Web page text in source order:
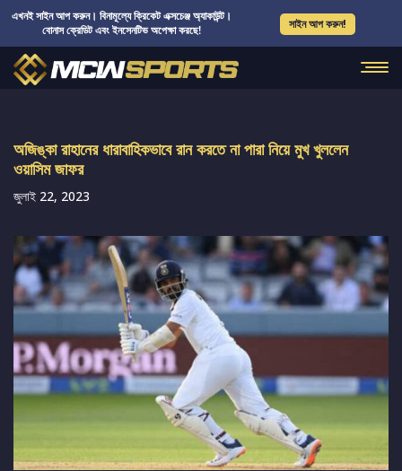
এখনই সাইন আপ করুন। বিনামূল্যে ক্রিকেট এক্সচেঞ্জ অ্যাকাউন্ট।
বোনাস ক্রেডিট এবং ইনসেনটিভ অপেক্ষা করছে!
সাইন আপ করুন!
অজিঙ্কা রাহানের ধারাবাহিকভাবে রান করতে না পারা নিয়ে মুখ খুললেন
ওয়াসিম জাফর
জুলাই 22, 2023